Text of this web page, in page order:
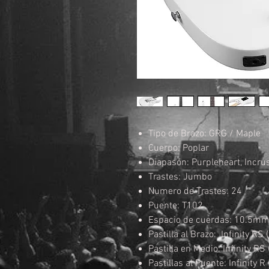
Tipo de Brazo: GRG / Maple
Cuerpo: Poplar
Diapasón: Purpleheart,
Trastes: Jumbo
Numero de Trastes: 24
Puente: T102
Espacio de cuerdas: 10.5mm
Pastilla al Brazo: Infinity RS
Pastilla en Medio: Infinity
Pastillas al Puente: Infinity